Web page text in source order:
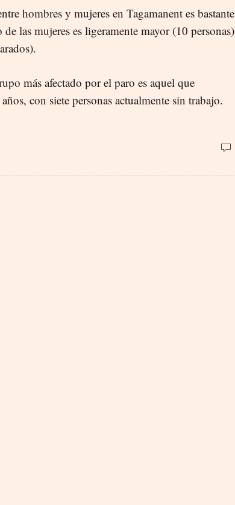
hombres y mujeres en Tagamanent es bastante
las mujeres es ligeramente mayor (10 personas)
más afectado por el paro es aquel que
con siete personas actualmente sin trabajo.